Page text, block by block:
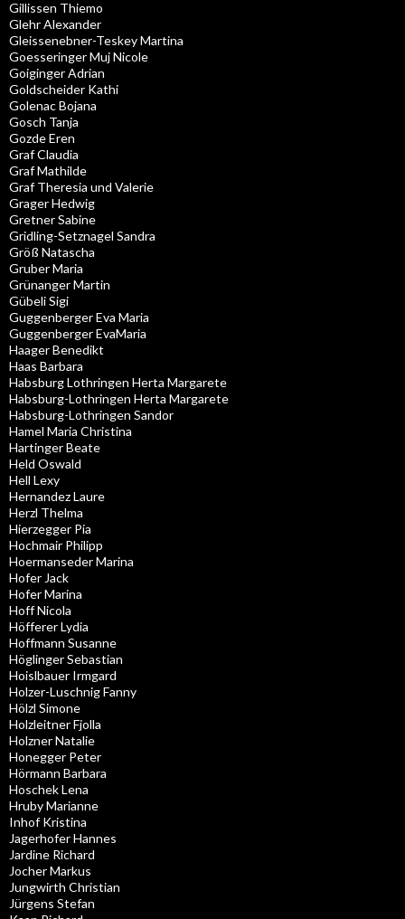
Gillissen Thiemo
Glehr Alexander
Gleissenebner-Teskey Martina
Goesseringer Muj Nicole
Goiginger Adrian
Goldscheider Kathi
Golenac Bojana
Gosch Tanja
Gozde Eren
Graf Claudia
Graf Mathilde
Graf Theresia und Valerie
Grager Hedwig
Gretner Sabine
Gridling-Setznagel Sandra
Größ Natascha
Gruber Maria
Grünanger Martin
Gübeli Sigi
Guggenberger Eva Maria
Guggenberger EvaMaria
Haager Benedikt
Haas Barbara
Habsburg Lothringen Herta Margarete
Habsburg-Lothringen Herta Margarete
Habsburg-Lothringen Sandor
Hamel Maria Christina
Hartinger Beate
Held Oswald
Hell Lexy
Hernandez Laure
Herzl Thelma
Hierzegger Pia
Hochmair Philipp
Hoermanseder Marina
Hofer Jack
Hofer Marina
Hoff Nicola
Höfferer Lydia
Hoffmann Susanne
Höglinger Sebastian
Hoislbauer Irmgard
Holzer-Luschnig Fanny
Hölzl Simone
Holzleitner Fjolla
Holzner Natalie
Honegger Peter
Hörmann Barbara
Hoschek Lena
Hruby Marianne
Inhof Kristina
Jagerhofer Hannes
Jardine Richard
Jocher Markus
Jungwirth Christian
Jürgens Stefan